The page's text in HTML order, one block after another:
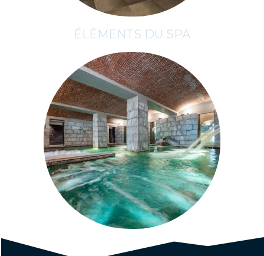
ÉLÉMENTS DU SPA